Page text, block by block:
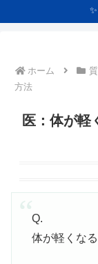
ホーム
方法
医：体が軽
Q.
体が軽くな